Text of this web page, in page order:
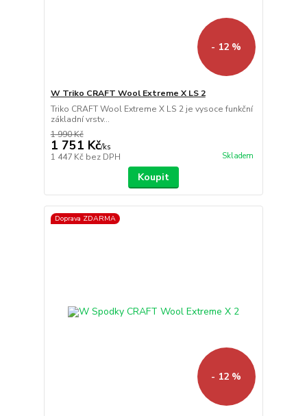
- 12 %
W Triko CRAFT Wool Extreme X LS 2
Triko CRAFT Wool Extreme X LS 2 je vysoce funkční
základní vrstv...
1 990 Kč
1 751 Kč/ks
1 447 Kč bez DPH Skladem
Koupit
Doprava ZDARMA
- 12 %